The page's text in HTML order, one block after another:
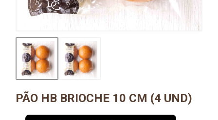
PÃO HB BRIOCHE 10 CM (4 UND)